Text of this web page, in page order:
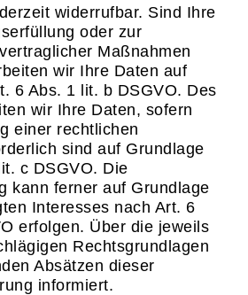
widerrufbar. Sind Ihre
oder zur
Maßnahmen
wir Ihre Daten auf
6 Abs. 1 lit. b DSGVO. Des
wir Ihre Daten, sofern
einer rechtlichen
sind auf Grundlage
c DSGVO. Die
kann ferner auf Grundlage
Interesses nach Art. 6
erfolgen. Über die jeweils
Rechtsgrundlagen
Absätzen dieser
informiert.